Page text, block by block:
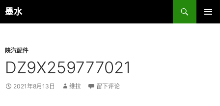
跳
至
墨水
搜
索
陕汽配件
DZ9X259777021
2021年8月13日 维拉 留下评论